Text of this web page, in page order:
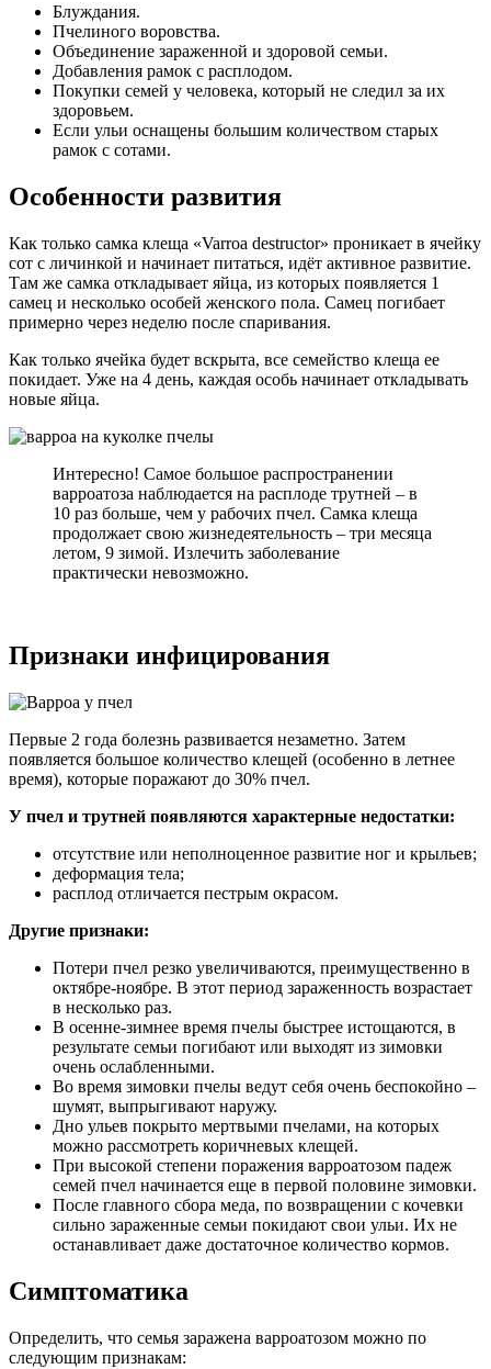
Блуждания.
Пчелиного воровства.
Объединение зараженной и здоровой семьи.
Добавления рамок с расплодом.
Покупки семей у человека, который не следил за их
здоровьем.
Если ульи оснащены большим количеством старых
рамок с сотами.
Особенности развития
Как только самка клеща «Varroa destructor» проникает в ячейку
сот с личинкой и начинает питаться, идёт активное развитие.
Там же самка откладывает яйца, из которых появляется 1
самец и несколько особей женского пола. Самец погибает
примерно через неделю после спаривания.
Как только ячейка будет вскрыта, все семейство клеща ее
покидает. Уже на 4 день, каждая особь начинает откладывать
новые яйца.
Интересно! Самое большое распространении
варроатоза наблюдается на расплоде трутней – в
10 раз больше, чем у рабочих пчел. Самка клеща
продолжает свою жизнедеятельность – три месяца
летом, 9 зимой. Излечить заболевание
практически невозможно.
Признаки инфицирования
Первые 2 года болезнь развивается незаметно. Затем
появляется большое количество клещей (особенно в летнее
время), которые поражают до 30% пчел.
У пчел и трутней появляются характерные недостатки:
отсутствие или неполноценное развитие ног и крыльев;
деформация тела;
расплод отличается пестрым окрасом.
Другие признаки:
Потери пчел резко увеличиваются, преимущественно в
октябре-ноябре. В этот период зараженность возрастает
в несколько раз.
В осенне-зимнее время пчелы быстрее истощаются, в
результате семьи погибают или выходят из зимовки
очень ослабленными.
Во время зимовки пчелы ведут себя очень беспокойно –
шумят, выпрыгивают наружу.
Дно ульев покрыто мертвыми пчелами, на которых
можно рассмотреть коричневых клещей.
При высокой степени поражения варроатозом падеж
семей пчел начинается еще в первой половине зимовки.
После главного сбора меда, по возвращении с кочевки
сильно зараженные семьи покидают свои ульи. Их не
останавливает даже достаточное количество кормов.
Симптоматика
Определить, что семья заражена варроатозом можно по
следующим признакам: